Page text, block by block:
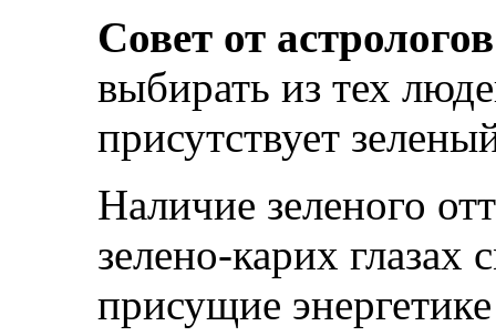
Совет от
выбирать из тех
присутствует
Наличие зеленого
зелено-карих глазах
присущие